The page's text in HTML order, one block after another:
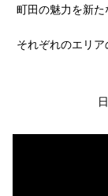
町田の魅力を新
それぞれのエリ